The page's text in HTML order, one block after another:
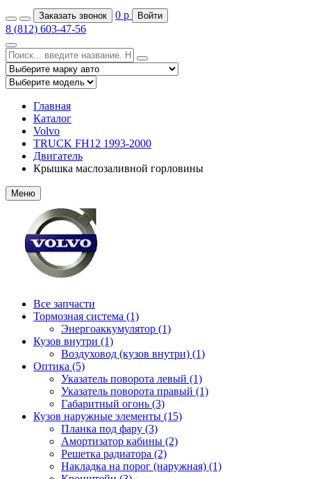
Заказать звонок 0 р Войти
8 (812) 603-47-56
Главная
Каталог
Volvo
TRUCK FH12 1993-2000
Двигатель
Крышка маслозаливной горловины
Меню
Все запчасти
Тормозная система (1)
Энергоаккумулятор (1)
Кузов внутри (1)
Воздуховод (кузов внутри) (1)
Оптика (5)
Указатель поворота левый (1)
Указатель поворота правый (1)
Габаритный огонь (3)
Кузов наружные элементы (15)
Планка под фару (3)
Амортизатор кабины (2)
Решетка радиатора (2)
Накладка на порог (наружная) (1)